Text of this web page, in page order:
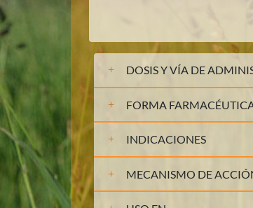
DOSIS Y VÍA DE
FORMA
INDICACIONES
MECANISMO DE